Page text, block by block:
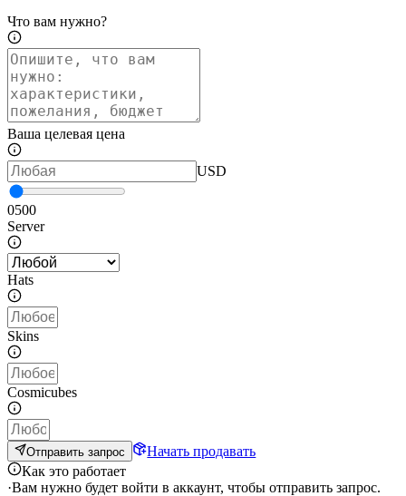
Что вам нужно?
Ваша целевая цена
USD
0500
Server
Hats
Skins
Cosmicubes
Отправить запрос
Начать продавать
Как это работает
·Вам нужно будет войти в аккаунт, чтобы отправить запрос.